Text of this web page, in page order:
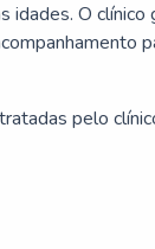
idades. O
pelo